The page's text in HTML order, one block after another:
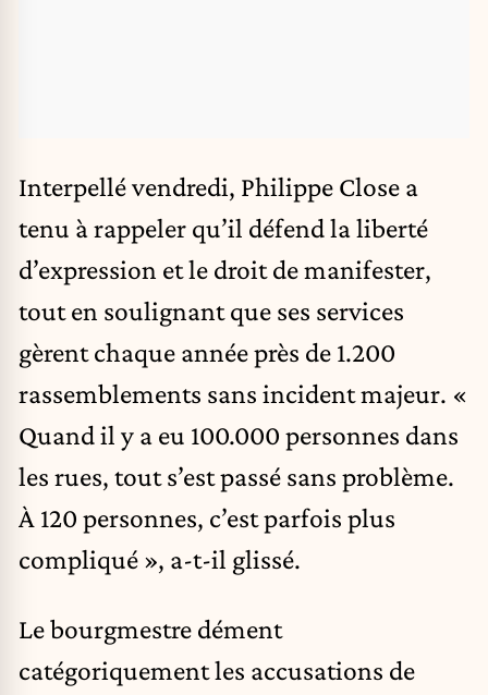
Interpellé vendredi, Philippe Close a
tenu à rappeler qu’il défend la liberté
d’expression et le droit de manifester,
tout en soulignant que ses services
gèrent chaque année près de 1.200
rassemblements sans incident majeur. «
Quand il y a eu 100.000 personnes dans
les rues, tout s’est passé sans problème.
À 120 personnes, c’est parfois plus
compliqué », a-t-il glissé.
Le bourgmestre dément
catégoriquement les accusations de